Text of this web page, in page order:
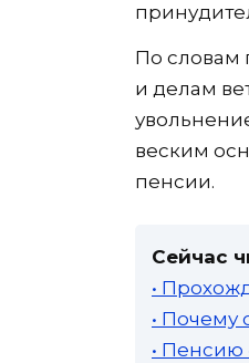
По словам
и делам
веским
пенсии.
Сейчас
•
• Почему
• Пенсию